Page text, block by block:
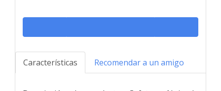
Características Recomendar a un amigo